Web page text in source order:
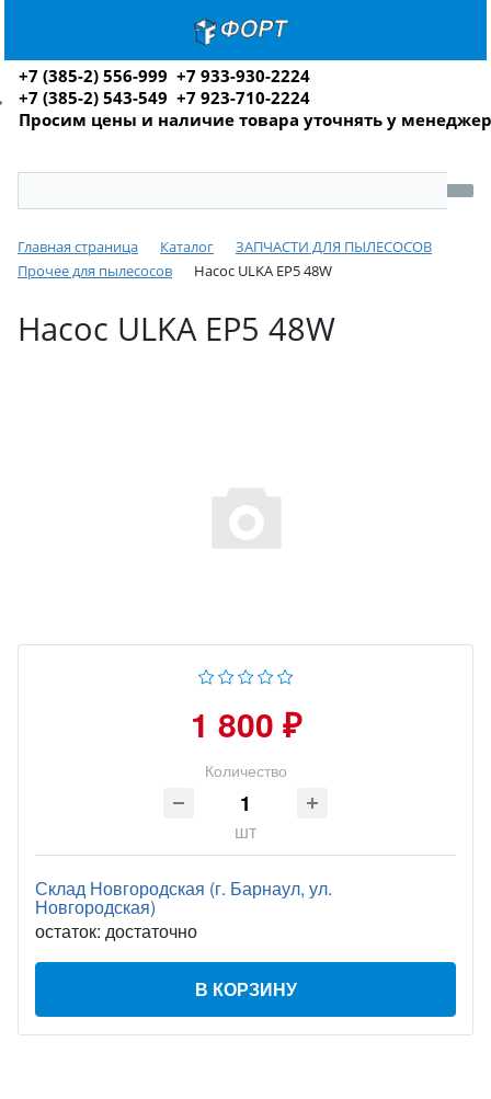
+7 (385-2) 556-999 +7 933-930-2224
+7 (385-2) 543-549 +7 923-710-2224
Просим цены и наличие товара уточнять у
Главная страница Каталог
ЗАПЧАСТИ ДЛЯ ПЫЛЕСОСОВ
Прочее для пылесосов
Насос ULKA EP5 48W
Насос ULKA EP5 48W
1 800 ₽
Количество
шт
Склад Новгородская (г. Барнаул, ул.
Новгородская)
остаток: достаточно
В КОРЗИНУ